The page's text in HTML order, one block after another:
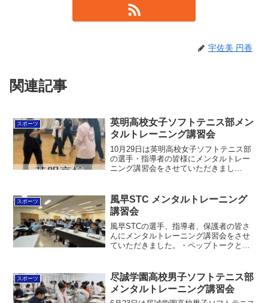
宇佐美 円香
関連記事
スポーツ
英明高校女子ソフトテニス部メン
タルトレーニング講習会
10月29日は英明高校女子ソフトテニス部
の選手・指導者の皆様にメンタルトレー
ニング講習会をさせていただきまし
トレーニング方法を扱いました。少しで
も力になれるように応援...
スポーツ
風早STC メンタルトレーニング
講習会
風早STCの選手、指導者、保護者の皆さ
んにメンタルトレーニング講習会をさせ
ていただきました。・ペップトークと
ッドを扱いました。自分で自分を鼓舞す
る、相手を励ます言葉の使...
スポーツ
尽誠学園高校男子ソフトテニス部
メンタルトレーニング講習会